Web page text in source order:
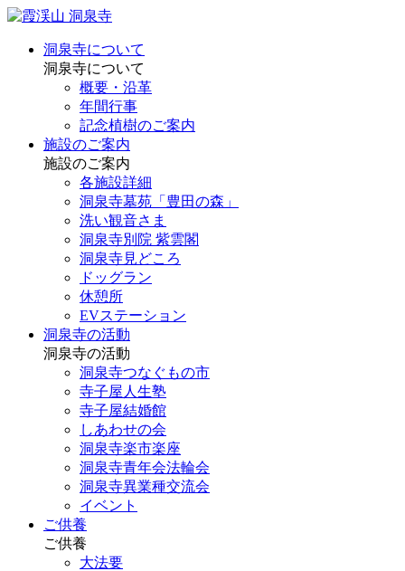
洞泉寺について
洞泉寺について
概要・沿革
年間行事
記念植樹のご案内
施設のご案内
施設のご案内
各施設詳細
洞泉寺墓苑「豊田の森」
洗い観音さま
洞泉寺別院 紫雲閣
洞泉寺見どころ
ドッグラン
休憩所
EVステーション
洞泉寺の活動
洞泉寺の活動
洞泉寺つなぐもの市
寺子屋人生塾
寺子屋結婚館
しあわせの会
洞泉寺楽市楽座
洞泉寺青年会法輪会
洞泉寺異業種交流会
イベント
ご供養
ご供養
大法要